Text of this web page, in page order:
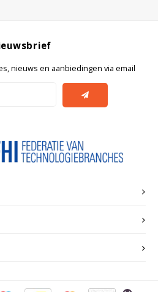
nieuws en aanbiedingen via email